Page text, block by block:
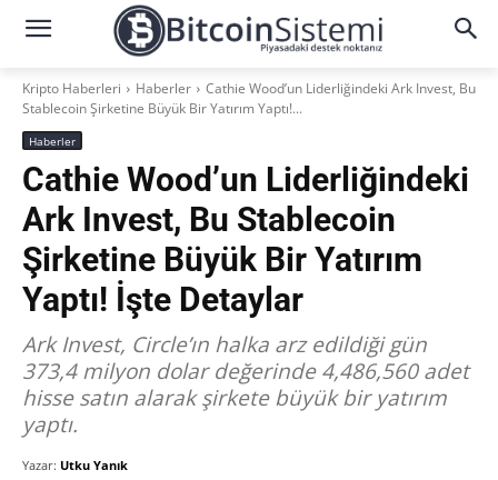
Kripto Haberleri Haberler
Cathie Wood’un Liderliğindeki Ark Invest, Bu
Stablecoin Şirketine Büyük Bir Yatırım Yaptı!...
Haberler
Cathie Wood’un Liderliğindeki
Ark Invest, Bu Stablecoin
Şirketine Büyük Bir Yatırım
Yaptı! İşte Detaylar
Ark Invest, Circle’ın halka arz edildiği gün
373,4 milyon dolar değerinde 4,486,560 adet
hisse satın alarak şirkete büyük bir yatırım
yaptı.
Yazar: Utku Yanık